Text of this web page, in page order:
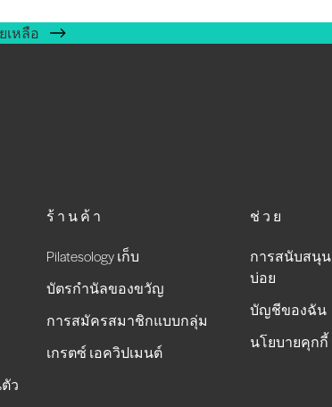
เหลือ
ว
ร้านค้า
Pilatesology เก็บ
บัตรกำนัลของขวัญ
การสมัครสมาชิกแบบกลุ่ม
เกรตซ์ เอควิปเมนต์
ช่วย
การสนับสนุ
บ่อย
บัญชีของฉัน
นโยบายคุกกี้